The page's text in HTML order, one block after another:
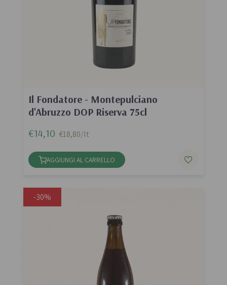
Il Fondatore - Montepulciano
d'Abruzzo DOP Riserva 75cl
€14,10 €18,80/lt
AGGIUNGI AL CARRELLO
-30%